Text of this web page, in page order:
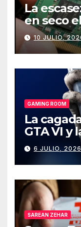
La
en seco
de PCs
10 JULIO,
GAMING ROOM
La
GTA VI y
Gaming
6 JULIO, 2026
SAREAN ZEHAR